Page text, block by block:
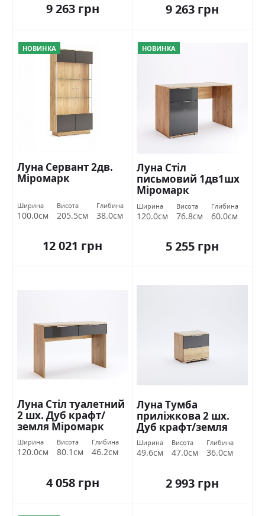
9 263 грн 9 263 грн
НОВИНКА
Луна Сервант 2дв.
Міромарк
Ширина
100.0см
Висота
205.5см
Глибина
38.0см
12 021 грн
НОВИНКА
Луна Стіл
письмовий 1дв1шх
Міромарк
Ширина
120.0см
Висота
76.8см
Глибина
60.0см
5 255 грн
Луна Стіл туалетний
2 шх. Дуб крафт/
земля Міромарк
Ширина
120.0см
Висота
80.1см
Глибина
46.2см
4 058 грн
Луна Тумба
приліжкова 2 шх.
Дуб крафт/земля
Міромарк
Ширина
49.6см
Висота
47.0см
Глибина
36.0см
2 993 грн